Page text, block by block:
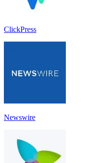
ClickPress
Newswire